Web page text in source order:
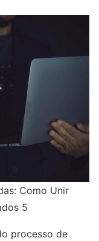
Como Unir
5
processo de